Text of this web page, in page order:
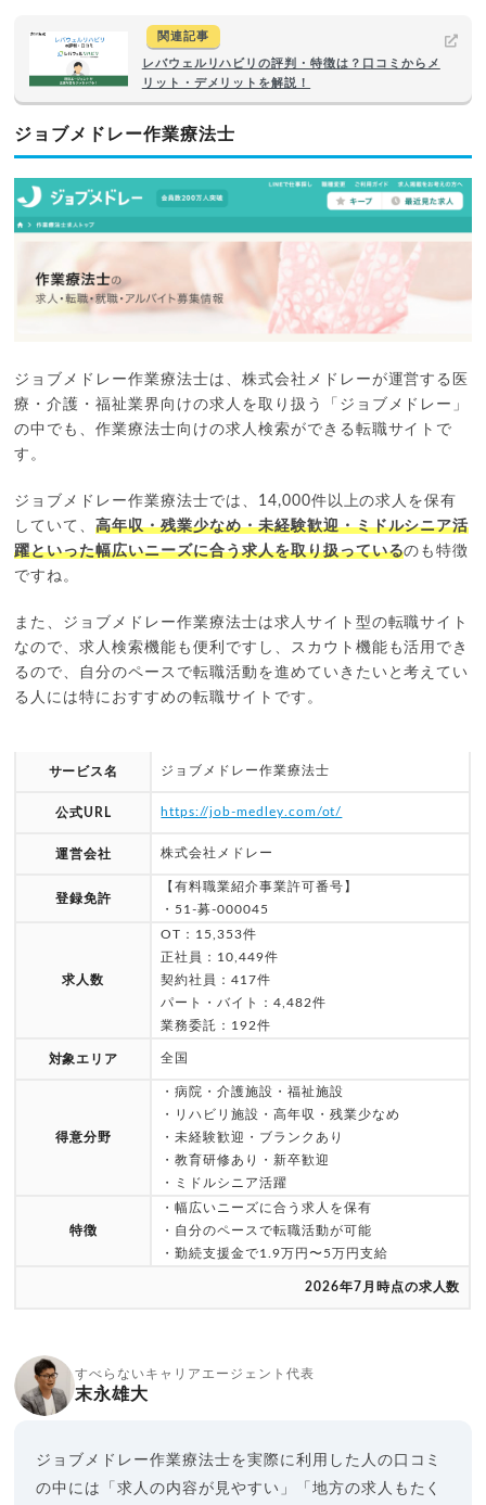
関連記事
レバウェルリハビリの評判・特徴は？口コミからメ
リット・デメリットを解説！
ジョブメドレー作業療法士
ジョブメドレー作業療法士は、株式会社メドレーが運営する医
療・介護・福祉業界向けの求人を取り扱う「ジョブメドレー」
の中でも、作業療法士向けの求人検索ができる転職サイトで
す。
ジョブメドレー作業療法士では、14,000件以上の求人を保有
していて、高年収・残業少なめ・未経験歓迎・ミドルシニア活
躍といった幅広いニーズに合う求人を取り扱っているのも特徴
ですね。
また、ジョブメドレー作業療法士は求人サイト型の転職サイト
なので、求人検索機能も便利ですし、スカウト機能も活用でき
るので、自分のペースで転職活動を進めていきたいと考えてい
る人には特におすすめの転職サイトです。
サービス名 ジョブメドレー作業療法士
公式URL https://job-medley.com/ot/
運営会社 株式会社メドレー
登録免許
【有料職業紹介事業許可番号】
・51-募-000045
求人数
OT：15,353件
正社員：10,449件
契約社員：417件
パート・バイト：4,482件
業務委託：192件
対象エリア 全国
得意分野
・病院・介護施設・福祉施設
・リハビリ施設・高年収・残業少なめ
・未経験歓迎・ブランクあり
・教育研修あり・新卒歓迎
・ミドルシニア活躍
特徴
・幅広いニーズに合う求人を保有
・自分のペースで転職活動が可能
・勤続支援金で1.9万円〜5万円支給
2026年7月時点の求人数
すべらないキャリアエージェント代表
末永雄大
ジョブメドレー作業療法士を実際に利用した人の口コミ
の中には「求人の内容が見やすい」「地方の求人もたく